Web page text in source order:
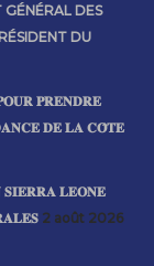
DES
DU
𝐏𝐑𝐄𝐍𝐃𝐑𝐄
𝐃𝐄 𝐋𝐀 𝐂𝐎̂𝐓𝐄
𝐒𝐈𝐄𝐑𝐑𝐀 𝐋𝐄𝐎𝐍𝐄
2 août 2026